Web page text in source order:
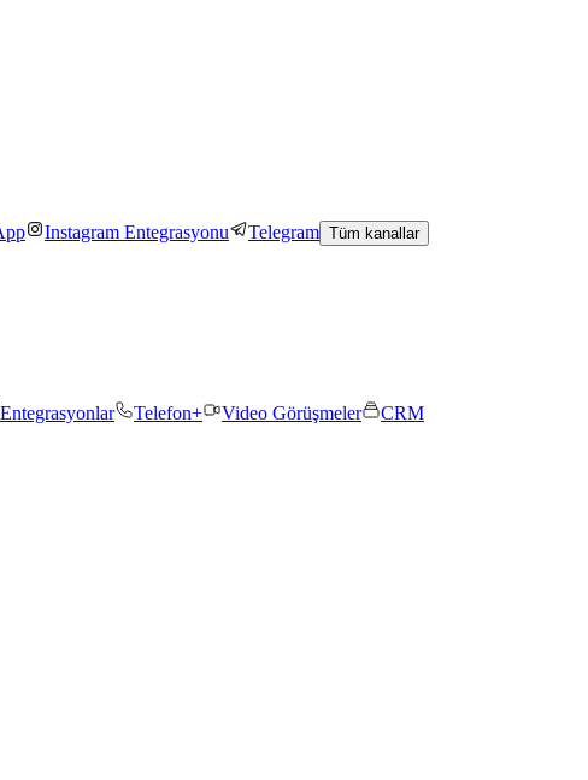
Instagram Entegrasyonu Telegram Tüm kanallar
Entegrasyonlar Telefon+ Video Görüşmeler
CRM